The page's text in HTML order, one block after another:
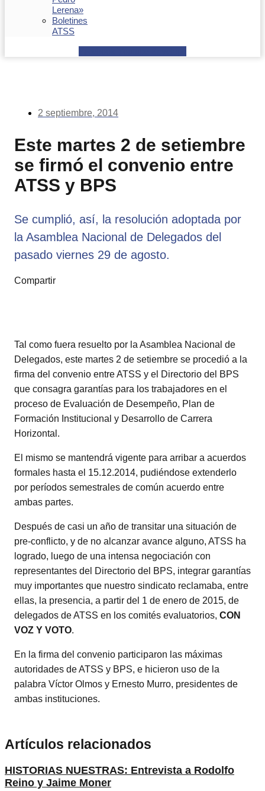
Lerena»
Boletines
ATSS
2 septiembre, 2014
Este martes 2 de setiembre
se firmó el convenio entre
ATSS y BPS
Se cumplió, así, la resolución adoptada por
la Asamblea Nacional de Delegados del
pasado viernes 29 de agosto.
Compartir
Tal como fuera resuelto por la Asamblea Nacional de
Delegados, este martes 2 de setiembre se procedió a la
firma del convenio entre ATSS y el Directorio del BPS
que consagra garantías para los trabajadores en el
proceso de Evaluación de Desempeño, Plan de
Formación Institucional y Desarrollo de Carrera
Horizontal.
El mismo se mantendrá vigente para arribar a acuerdos
formales hasta el 15.12.2014, pudiéndose extenderlo
por períodos semestrales de común acuerdo entre
ambas partes.
Después de casi un año de transitar una situación de
pre-conflicto, y de no alcanzar avance alguno, ATSS ha
logrado, luego de una intensa negociación con
representantes del Directorio del BPS, integrar garantías
muy importantes que nuestro sindicato reclamaba, entre
ellas, la presencia, a partir del 1 de enero de 2015, de
delegados de ATSS en los comités evaluatorios, CON
VOZ Y VOTO.
En la firma del convenio participaron las máximas
autoridades de ATSS y BPS, e hicieron uso de la
palabra Víctor Olmos y Ernesto Murro, presidentes de
ambas instituciones.
Artículos relacionados
HISTORIAS NUESTRAS: Entrevista a Rodolfo
Reino y Jaime Moner